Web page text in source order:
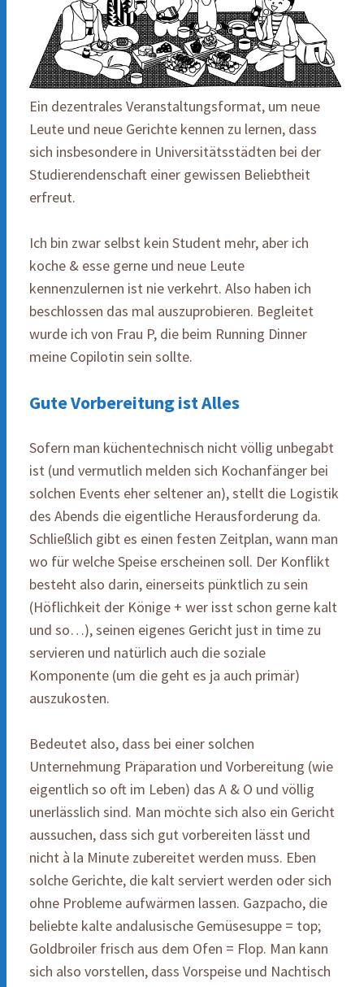
Ein dezentrales Veranstaltungsformat, um neue
Leute und neue Gerichte kennen zu lernen, dass
sich insbesondere in Universitätsstädten bei der
Studierendenschaft einer gewissen Beliebtheit
erfreut.
Ich bin zwar selbst kein Student mehr, aber ich
koche & esse gerne und neue Leute
kennenzulernen ist nie verkehrt. Also haben ich
beschlossen das mal auszuprobieren. Begleitet
wurde ich von Frau P, die beim Running Dinner
meine Copilotin sein sollte.
Gute Vorbereitung ist Alles
Sofern man küchentechnisch nicht völlig unbegabt
ist (und vermutlich melden sich Kochanfänger bei
solchen Events eher seltener an), stellt die Logistik
des Abends die eigentliche Herausforderung da.
Schließlich gibt es einen festen Zeitplan, wann man
wo für welche Speise erscheinen soll. Der Konflikt
besteht also darin, einerseits pünktlich zu sein
(Höflichkeit der Könige + wer isst schon gerne kalt
und so…), seinen eigenes Gericht just in time zu
servieren und natürlich auch die soziale
Komponente (um die geht es ja auch primär)
auszukosten.
Bedeutet also, dass bei einer solchen
Unternehmung Präparation und Vorbereitung (wie
eigentlich so oft im Leben) das A & O und völlig
unerlässlich sind. Man möchte sich also ein Gericht
aussuchen, dass sich gut vorbereiten lässt und
nicht à la Minute zubereitet werden muss. Eben
solche Gerichte, die kalt serviert werden oder sich
ohne Probleme aufwärmen lassen. Gazpacho, die
beliebte kalte andalusische Gemüsesuppe = top;
Goldbroiler frisch aus dem Ofen = Flop. Man kann
sich also vorstellen, dass Vorspeise und Nachtisch